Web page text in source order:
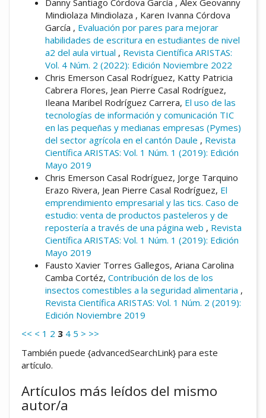
Mindiolaza Mindiolaza , Karen Ivanna Córdova
García , Evaluación por pares para mejorar
habilidades de escritura en estudiantes de nivel
a2 del aula virtual , Revista Científica ARISTAS:
Vol. 4 Núm. 2 (2022): Edición Noviembre 2022
Chris Emerson Casal Rodríguez, Katty Patricia
Cabrera Flores, Jean Pierre Casal Rodríguez,
Ileana Maribel Rodríguez Carrera, El uso de las
tecnologías de información y comunicación TIC
en las pequeñas y medianas empresas (Pymes)
del sector agrícola en el cantón Daule , Revista
Científica ARISTAS: Vol. 1 Núm. 1 (2019): Edición
Mayo 2019
Chris Emerson Casal Rodríguez, Jorge Tarquino
Erazo Rivera, Jean Pierre Casal Rodríguez, El
emprendimiento empresarial y las tics. Caso de
estudio: venta de productos pasteleros y de
repostería a través de una página web , Revista
Científica ARISTAS: Vol. 1 Núm. 1 (2019): Edición
Mayo 2019
Fausto Xavier Torres Gallegos, Ariana Carolina
Camba Cortéz, Contribución de los de los
insectos comestibles a la seguridad alimentaria ,
Revista Científica ARISTAS: Vol. 1 Núm. 2 (2019):
Edición Noviembre 2019
<< < 1 2 3 4 5 > >>
También puede {advancedSearchLink} para este
artículo.
Artículos más leídos del mismo
autor/a